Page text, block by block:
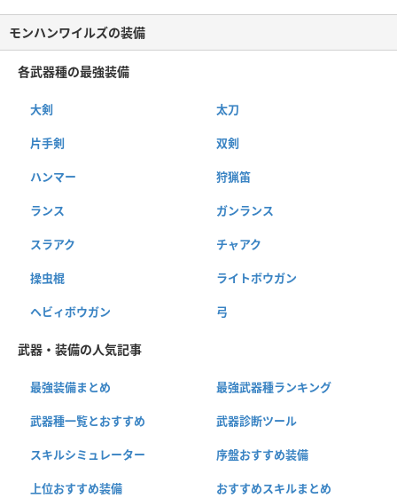
モンハンワイルズの装備
各武器種の最強装備
大剣 太刀
片手剣 双剣
ハンマー 狩猟笛
ランス ガンランス
スラアク チャアク
操虫棍 ライトボウガン
ヘビィボウガン 弓
武器・装備の人気記事
最強装備まとめ 最強武器種ランキング
武器種一覧とおすすめ 武器診断ツール
スキルシミュレーター 序盤おすすめ装備
上位おすすめ装備 おすすめスキルまとめ